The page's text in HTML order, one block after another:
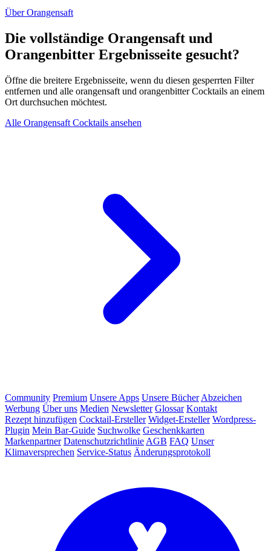
Über Orangensaft
Die vollständige Orangensaft und
Orangenbitter Ergebnisseite gesucht?
Öffne die breitere Ergebnisseite, wenn du diesen gesperrten Filter
entfernen und alle orangensaft und orangenbitter Cocktails an einem
Ort durchsuchen möchtest.
Alle Orangensaft Cocktails ansehen
Community Premium Unsere Apps Unsere Bücher Abzeichen
Werbung Über uns Medien Newsletter Glossar Kontakt
Rezept hinzufügen Cocktail-Ersteller Widget-Ersteller Wordpress-
Plugin Mein Bar-Guide Suchwolke Geschenkkarten
Markenpartner Datenschutzrichtlinie AGB FAQ Unser
Klimaversprechen Service-Status Änderungsprotokoll